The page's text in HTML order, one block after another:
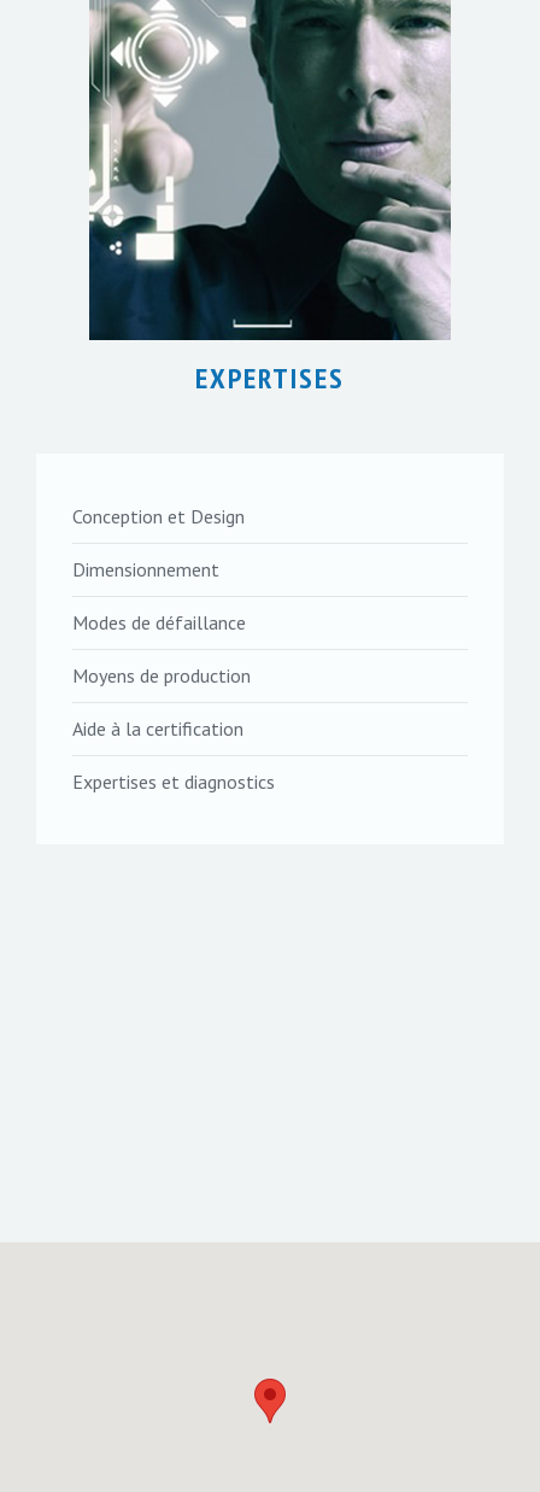
EXPERTISES
Conception et Design
Dimensionnement
Modes de défaillance
Moyens de production
Aide à la certification
Expertises et diagnostics